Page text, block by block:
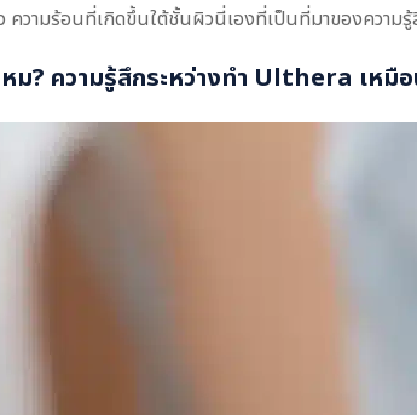
ความร้อนที่เกิดขึ้นใต้ชั้นผิวนี่เองที่เป็นที่มาของความรู้
ม? ความรู้สึกระหว่างทำ Ulthera เหมือ